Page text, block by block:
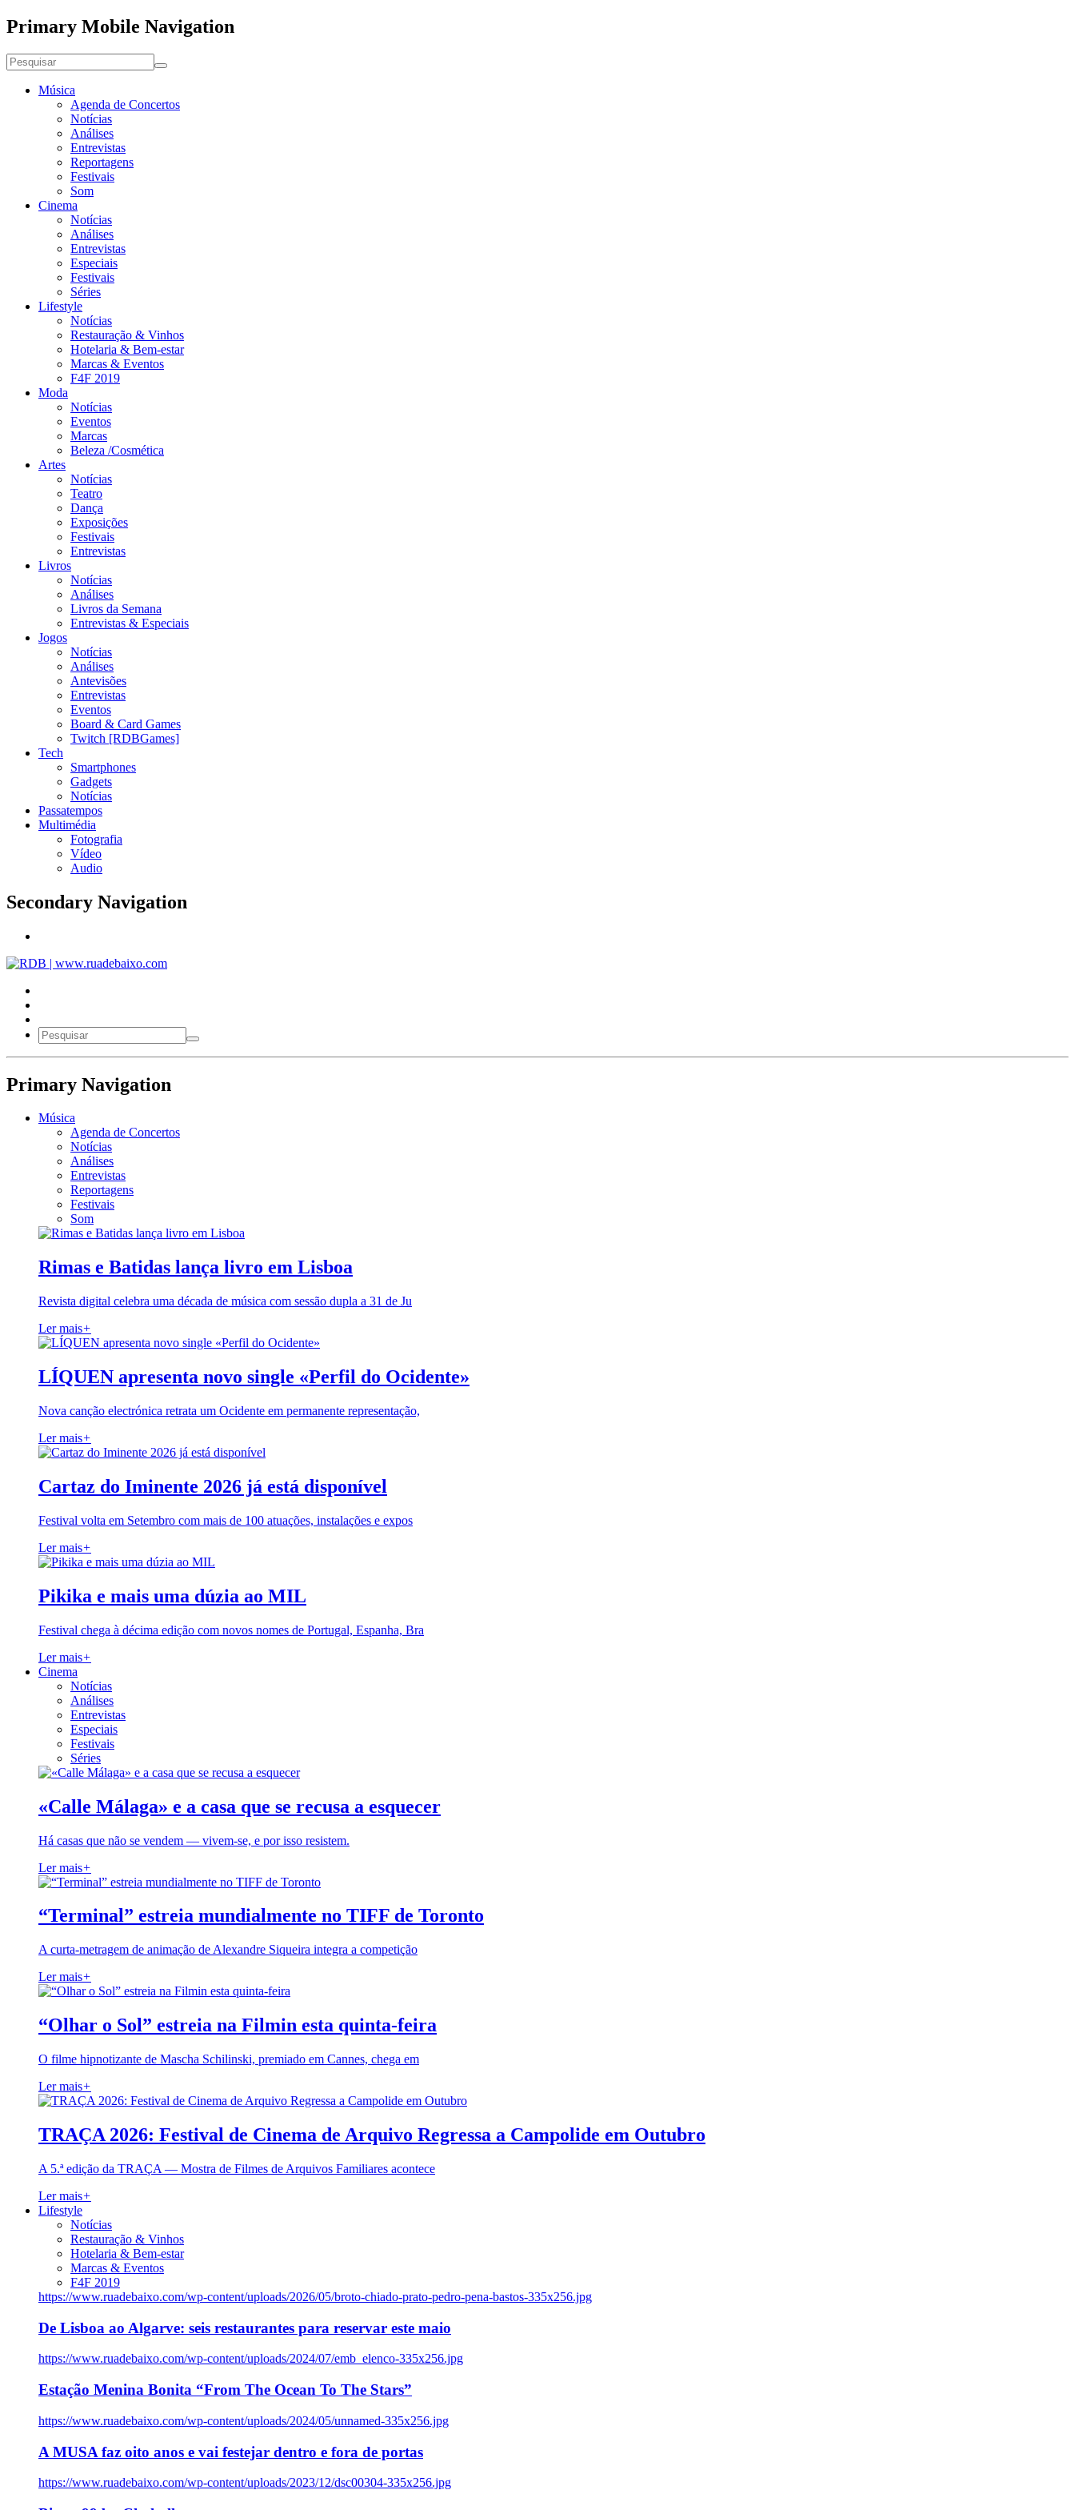
Primary Mobile Navigation
Música
Agenda de Concertos
Notícias
Análises
Entrevistas
Reportagens
Festivais
Som
Cinema
Notícias
Análises
Entrevistas
Especiais
Festivais
Séries
Lifestyle
Notícias
Restauração & Vinhos
Hotelaria & Bem-estar
Marcas & Eventos
F4F 2019
Moda
Notícias
Eventos
Marcas
Beleza /Cosmética
Artes
Notícias
Teatro
Dança
Exposições
Festivais
Entrevistas
Livros
Notícias
Análises
Livros da Semana
Entrevistas & Especiais
Jogos
Notícias
Análises
Antevisões
Entrevistas
Eventos
Board & Card Games
Twitch [RDBGames]
Tech
Smartphones
Gadgets
Notícias
Passatempos
Multimédia
Fotografia
Vídeo
Audio
Secondary Navigation
Primary Navigation
Música
Agenda de Concertos
Notícias
Análises
Entrevistas
Reportagens
Festivais
Som
Rimas e Batidas lança livro em Lisboa
Revista digital celebra uma década de música com sessão dupla a 31 de Ju
Ler mais+
LÍQUEN apresenta novo single «Perfil do Ocidente»
Nova canção electrónica retrata um Ocidente em permanente representação,
Ler mais+
Cartaz do Iminente 2026 já está disponível
Festival volta em Setembro com mais de 100 atuações, instalações e expos
Ler mais+
Pikika e mais uma dúzia ao MIL
Festival chega à décima edição com novos nomes de Portugal, Espanha, Bra
Ler mais+
Cinema
Notícias
Análises
Entrevistas
Especiais
Festivais
Séries
«Calle Málaga» e a casa que se recusa a esquecer
Há casas que não se vendem — vivem-se, e por isso resistem.
Ler mais+
“Terminal” estreia mundialmente no TIFF de Toronto
A curta-metragem de animação de Alexandre Siqueira integra a competição
Ler mais+
“Olhar o Sol” estreia na Filmin esta quinta-feira
O filme hipnotizante de Mascha Schilinski, premiado em Cannes, chega em
Ler mais+
TRAÇA 2026: Festival de Cinema de Arquivo Regressa a Campolide em Outubro
A 5.ª edição da TRAÇA — Mostra de Filmes de Arquivos Familiares acontece
Ler mais+
Lifestyle
Notícias
Restauração & Vinhos
Hotelaria & Bem-estar
Marcas & Eventos
F4F 2019
https://www.ruadebaixo.com/wp-content/uploads/2026/05/broto-chiado-prato-pedro-pena-bastos-335x256.jpg
De Lisboa ao Algarve: seis restaurantes para reservar este maio
https://www.ruadebaixo.com/wp-content/uploads/2024/07/emb_elenco-335x256.jpg
Estação Menina Bonita “From The Ocean To The Stars”
https://www.ruadebaixo.com/wp-content/uploads/2024/05/unnamed-335x256.jpg
A MUSA faz oito anos e vai festejar dentro e fora de portas
https://www.ruadebaixo.com/wp-content/uploads/2023/12/dsc00304-335x256.jpg